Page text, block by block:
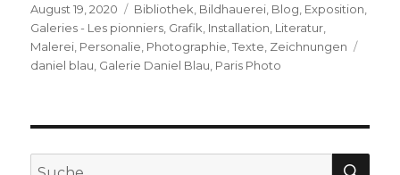
Veröffentlicht
am
August 19, 2020 Kategorien
Bibliothek Bildhauerei Blog Exposition
Galeries - Les pionniers Grafik Installation Literatur
Malerei Personalie Photographie ,Texte Zeichnungen
daniel blau Galerie Daniel Blau Paris Photo
Suche